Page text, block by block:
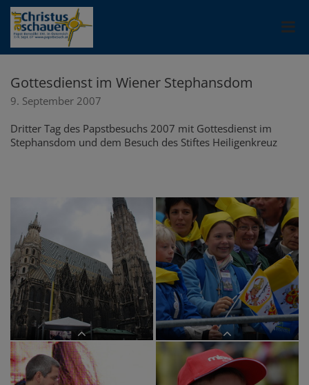
Gottesdienst im Wiener Stephansdom
9. September 2007
Dritter Tag des Papstbesuchs 2007 mit Gottesdienst im
Stephansdom und dem Besuch des Stiftes Heiligenkreuz